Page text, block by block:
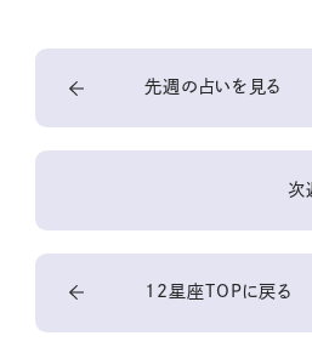
先週の占いを見る
次
12星座TOPに戻る